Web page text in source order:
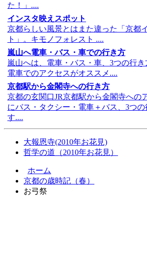
た！」....
インスタ映えスポット
京都らしい風景とはまた違った「京都
ト」。キモノフォレスト ....
嵐山へ電車・バス・車での行き方
嵐山へは、電車・バス・車、3つの行き
電車でのアクセスがオススメ....
京都駅から金閣寺への行き方
京都の玄関口JR京都駅から金閣寺への
にバス・タクシー・電車＋バス、3つの
す....
大報恩寺(2010年お花見)
哲学の道（2010年お花見）
ホーム
京都の歳時記（春）
お弓祭